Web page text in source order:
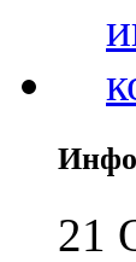
21